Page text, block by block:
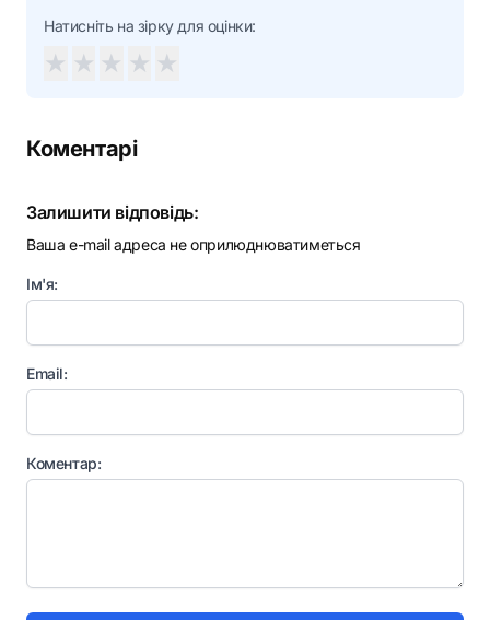
Натисніть на зірку для оцінки:
★ ★ ★ ★ ★
Коментарі
Залишити відповідь:
Ваша e-mail адреса не оприлюднюватиметься
Ім'я:
Email:
Коментар: